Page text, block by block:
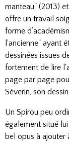
manteau" (2013)
offre un travail
forme
l’ancienne" ayant
dessinées issues
fortement de lire
page par page
Séverin, son
Un Spirou peu
également situé
bel opus à ajouter